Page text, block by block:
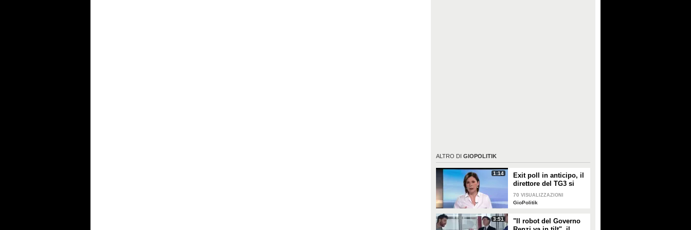
ALTRO DI GIOPOLITIK
1:14
Exit poll in anticipo, il
direttore del TG3 si
scusa: "Un errore
dovuto alla
70 VISUALIZZAZIONI
GioPolitik
3:51
"Il robot del Governo